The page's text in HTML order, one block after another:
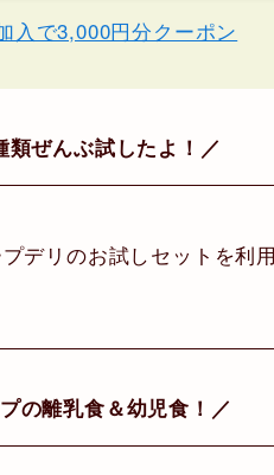
入で3,000円分クーポン
類ぜんぶ試したよ！／
プデリのお試しセットを利
の離乳食＆幼児食！／